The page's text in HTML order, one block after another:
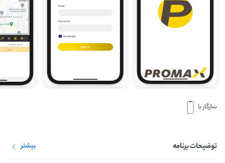
سازگار با
توضیحات برنامه بیشتر